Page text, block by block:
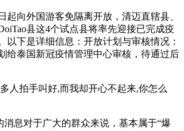
起向外国游客免隔离开放，清迈直辖县、
县这4个试点县将率先迎接已完成疫
以下是详细信息：开放计划与审核情况：
给泰国新冠疫情管理中心审核，待通过后
人拍手叫好,而我却开心不起来,你怎么
消息对于广大的群众来说，基本属于“爆